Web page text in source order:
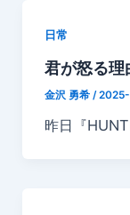
日常
君が怒る理
金沢 勇希 /
昨日『